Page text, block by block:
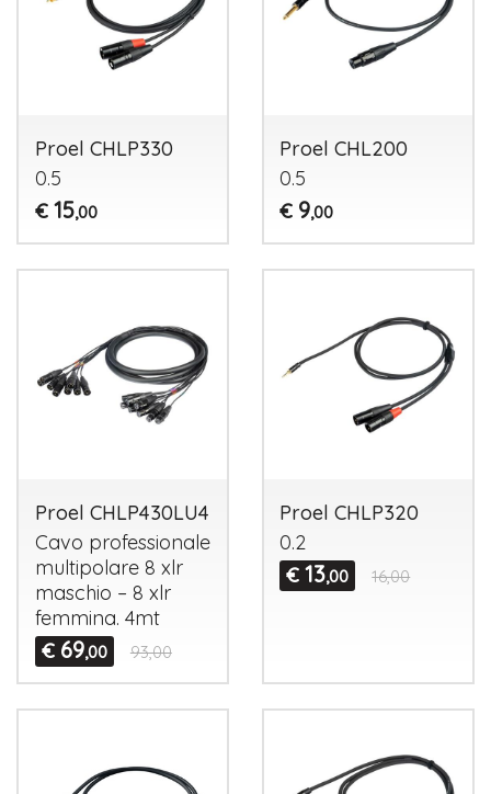
Proel CHLP330
0.5
€ 15,00
Proel CHL200
0.5
€ 9,00
Proel CHLP430LU4
Cavo professionale
multipolare 8 xlr
maschio – 8 xlr
femmina. 4mt
€ 69,00 93,00
Proel CHLP320
0.2
€ 13,00 16,00